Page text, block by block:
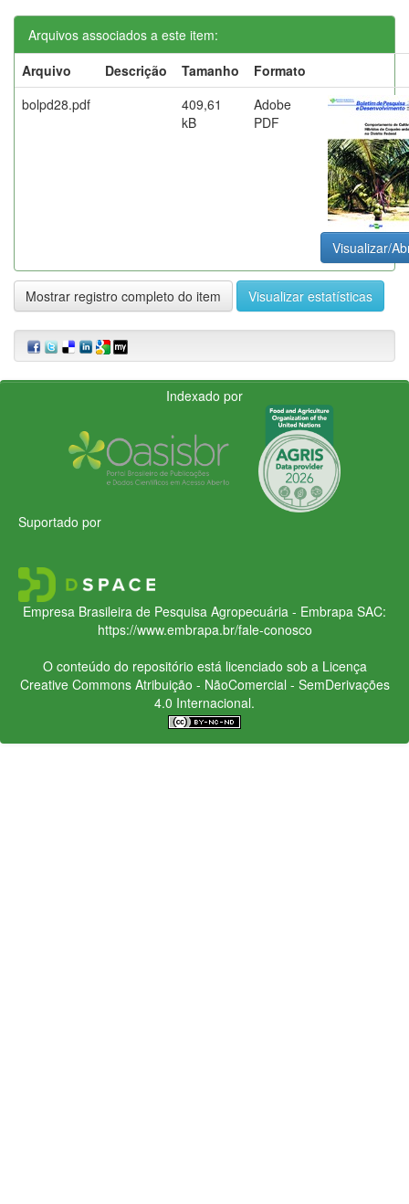
Arquivos associados a este item:
Arquivo
Descrição Tamanho
Formato
bolpd28.pdf
409,61
kB
Adobe
PDF
Visualizar/
Mostrar registro completo do item Visualizar estatísticas
Indexado por
Suportado por
Empresa Brasileira de Pesquisa Agropecuária - Embrapa SAC:
https://www.embrapa.br/fale-conosco
O conteúdo do repositório está licenciado sob a Licença
Creative CommonsAtribuição - NãoComercial - SemDerivações
4.0 Internacional.